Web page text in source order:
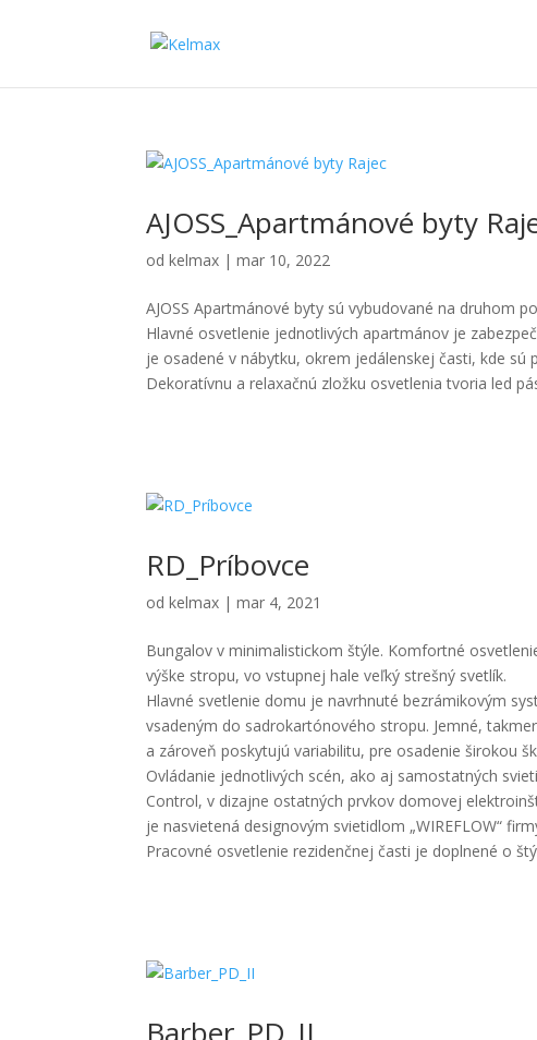
AJOSS_Apartmánové byty
odkelmax |mar 10, 2022
AJOSS Apartmánové byty sú vybudované na druhom
Hlavné osvetlenie jednotlivých apartmánov je
je osadené v nábytku, okrem jedálenskej časti, kde sú
Dekoratívnu a relaxačnú zložku osvetlenia tvoria led
RD_Príbovce
odkelmax |mar 4, 2021
Bungalov v minimalistickom štýle. Komfortné
výške stropu, vo vstupnej hale veľký strešný svetlík.
Hlavné svetlenie domu je navrhnuté bezrámikovým
vsadeným do sadrokartónového stropu. Jemné,
a zároveň poskytujú variabilitu, pre osadenie širokou
Ovládanie jednotlivých scén, ako aj samostatných
Control, v dizajne ostatných prvkov domovej
je nasvietená designovým svietidlom „WIREFLOW“
Pracovné osvetlenie rezidenčnej časti je doplnené o